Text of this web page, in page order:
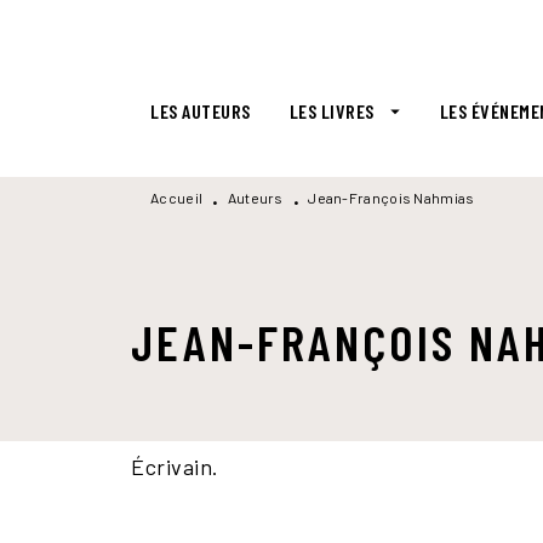
LES AUTEURS LES LIVRES arrow_drop_down LES
Accueil • Auteurs • Jean-François Nahmias
JEAN-FRANÇOIS
Écrivain.